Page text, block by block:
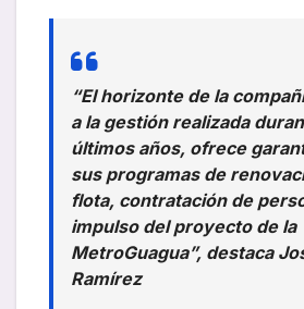
“El horizonte de la
a la gestión realizada
últimos años, ofrece
sus programas de
flota, contratación de
impulso del proyecto de la
MetroGuagua”, destaca
Ramírez